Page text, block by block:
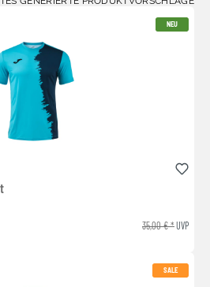
NEU
35,00 € *UVP
SALE